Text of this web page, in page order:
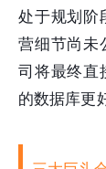
处于规划阶
营细节尚未
司将最终直
的数据库更